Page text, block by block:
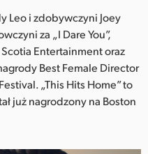
Leo i zdobywczyni Joey
za „I Dare You”,
Scotia Entertainment oraz
Best Female Director
„This Hits Home” to
już nagrodzony na Boston